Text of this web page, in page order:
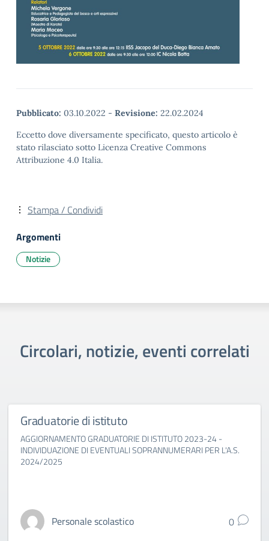
Pubblicato: 03.10.2022 - Revisione: 22.02.2024
Eccetto dove diversamente specificato, questo articolo è
stato rilasciato sotto Licenza Creative Commons
Attribuzione 4.0 Italia.
Stampa / Condividi
Argomenti
Notizie
Circolari, notizie, eventi correlati
Graduatorie di istituto
AGGIORNAMENTO GRADUATORIE DI ISTITUTO 2023-24 -
INDIVIDUAZIONE DI EVENTUALI SOPRANNUMERARI PER L'A.S.
2024/2025
Personale scolastico 0